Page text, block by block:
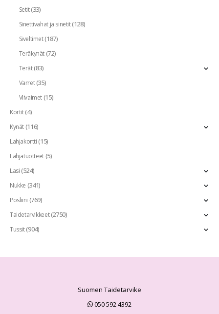
Setit(33)
Sinettivahat ja sinetit(128)
Siveltimet(187)
Teräkynät(72)
Terät(83)
Varret(35)
Viivaimet(15)
Kortit(4)
Kynät(116)
Lahjakortti(15)
Lahjatuotteet(5)
Lasi(524)
Nukke (341)
Posliini (769)
Taidetarvikkeet(2750)
Tussit(904)
Suomen Taidetarvike
050 592 4392